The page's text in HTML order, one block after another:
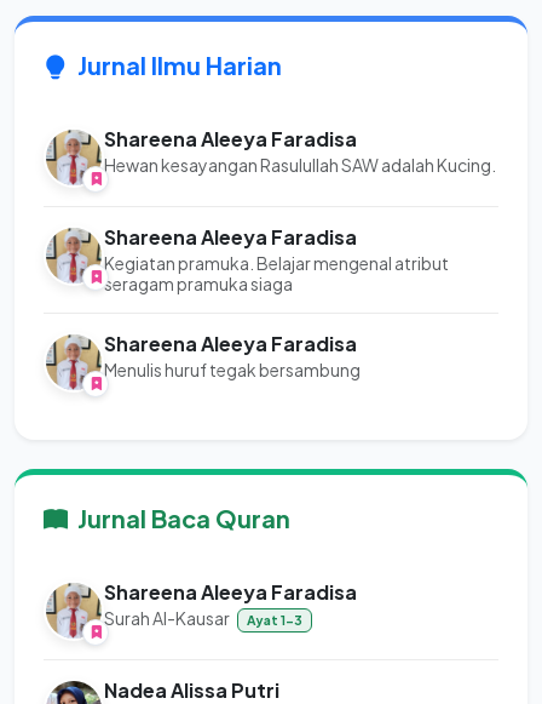
Jurnal Ilmu Harian
Shareena Aleeya Faradisa
Hewan kesayangan Rasulullah SAW adalah Kucing.
Shareena Aleeya Faradisa
Kegiatan pramuka. Belajar mengenal atribut
seragam pramuka siaga
Shareena Aleeya Faradisa
Menulis huruf tegak bersambung
Jurnal Baca Quran
Shareena Aleeya Faradisa
Surah Al-Kausar Ayat 1-3
Nadea Alissa Putri